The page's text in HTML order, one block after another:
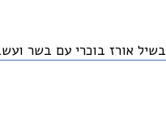
אורז בוכרי עם בשר